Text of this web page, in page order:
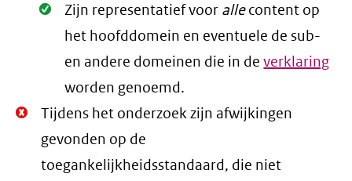
Oké.
Zijn representatief voor allecontent op
het hoofddomein en eventuele de sub-
en andere domeinen die in deverklaring
worden genoemd.
Niet
Oké.
Tijdens het onderzoek zijn afwijkingen
gevonden op de
toegankelijkheidsstandaard, die niet